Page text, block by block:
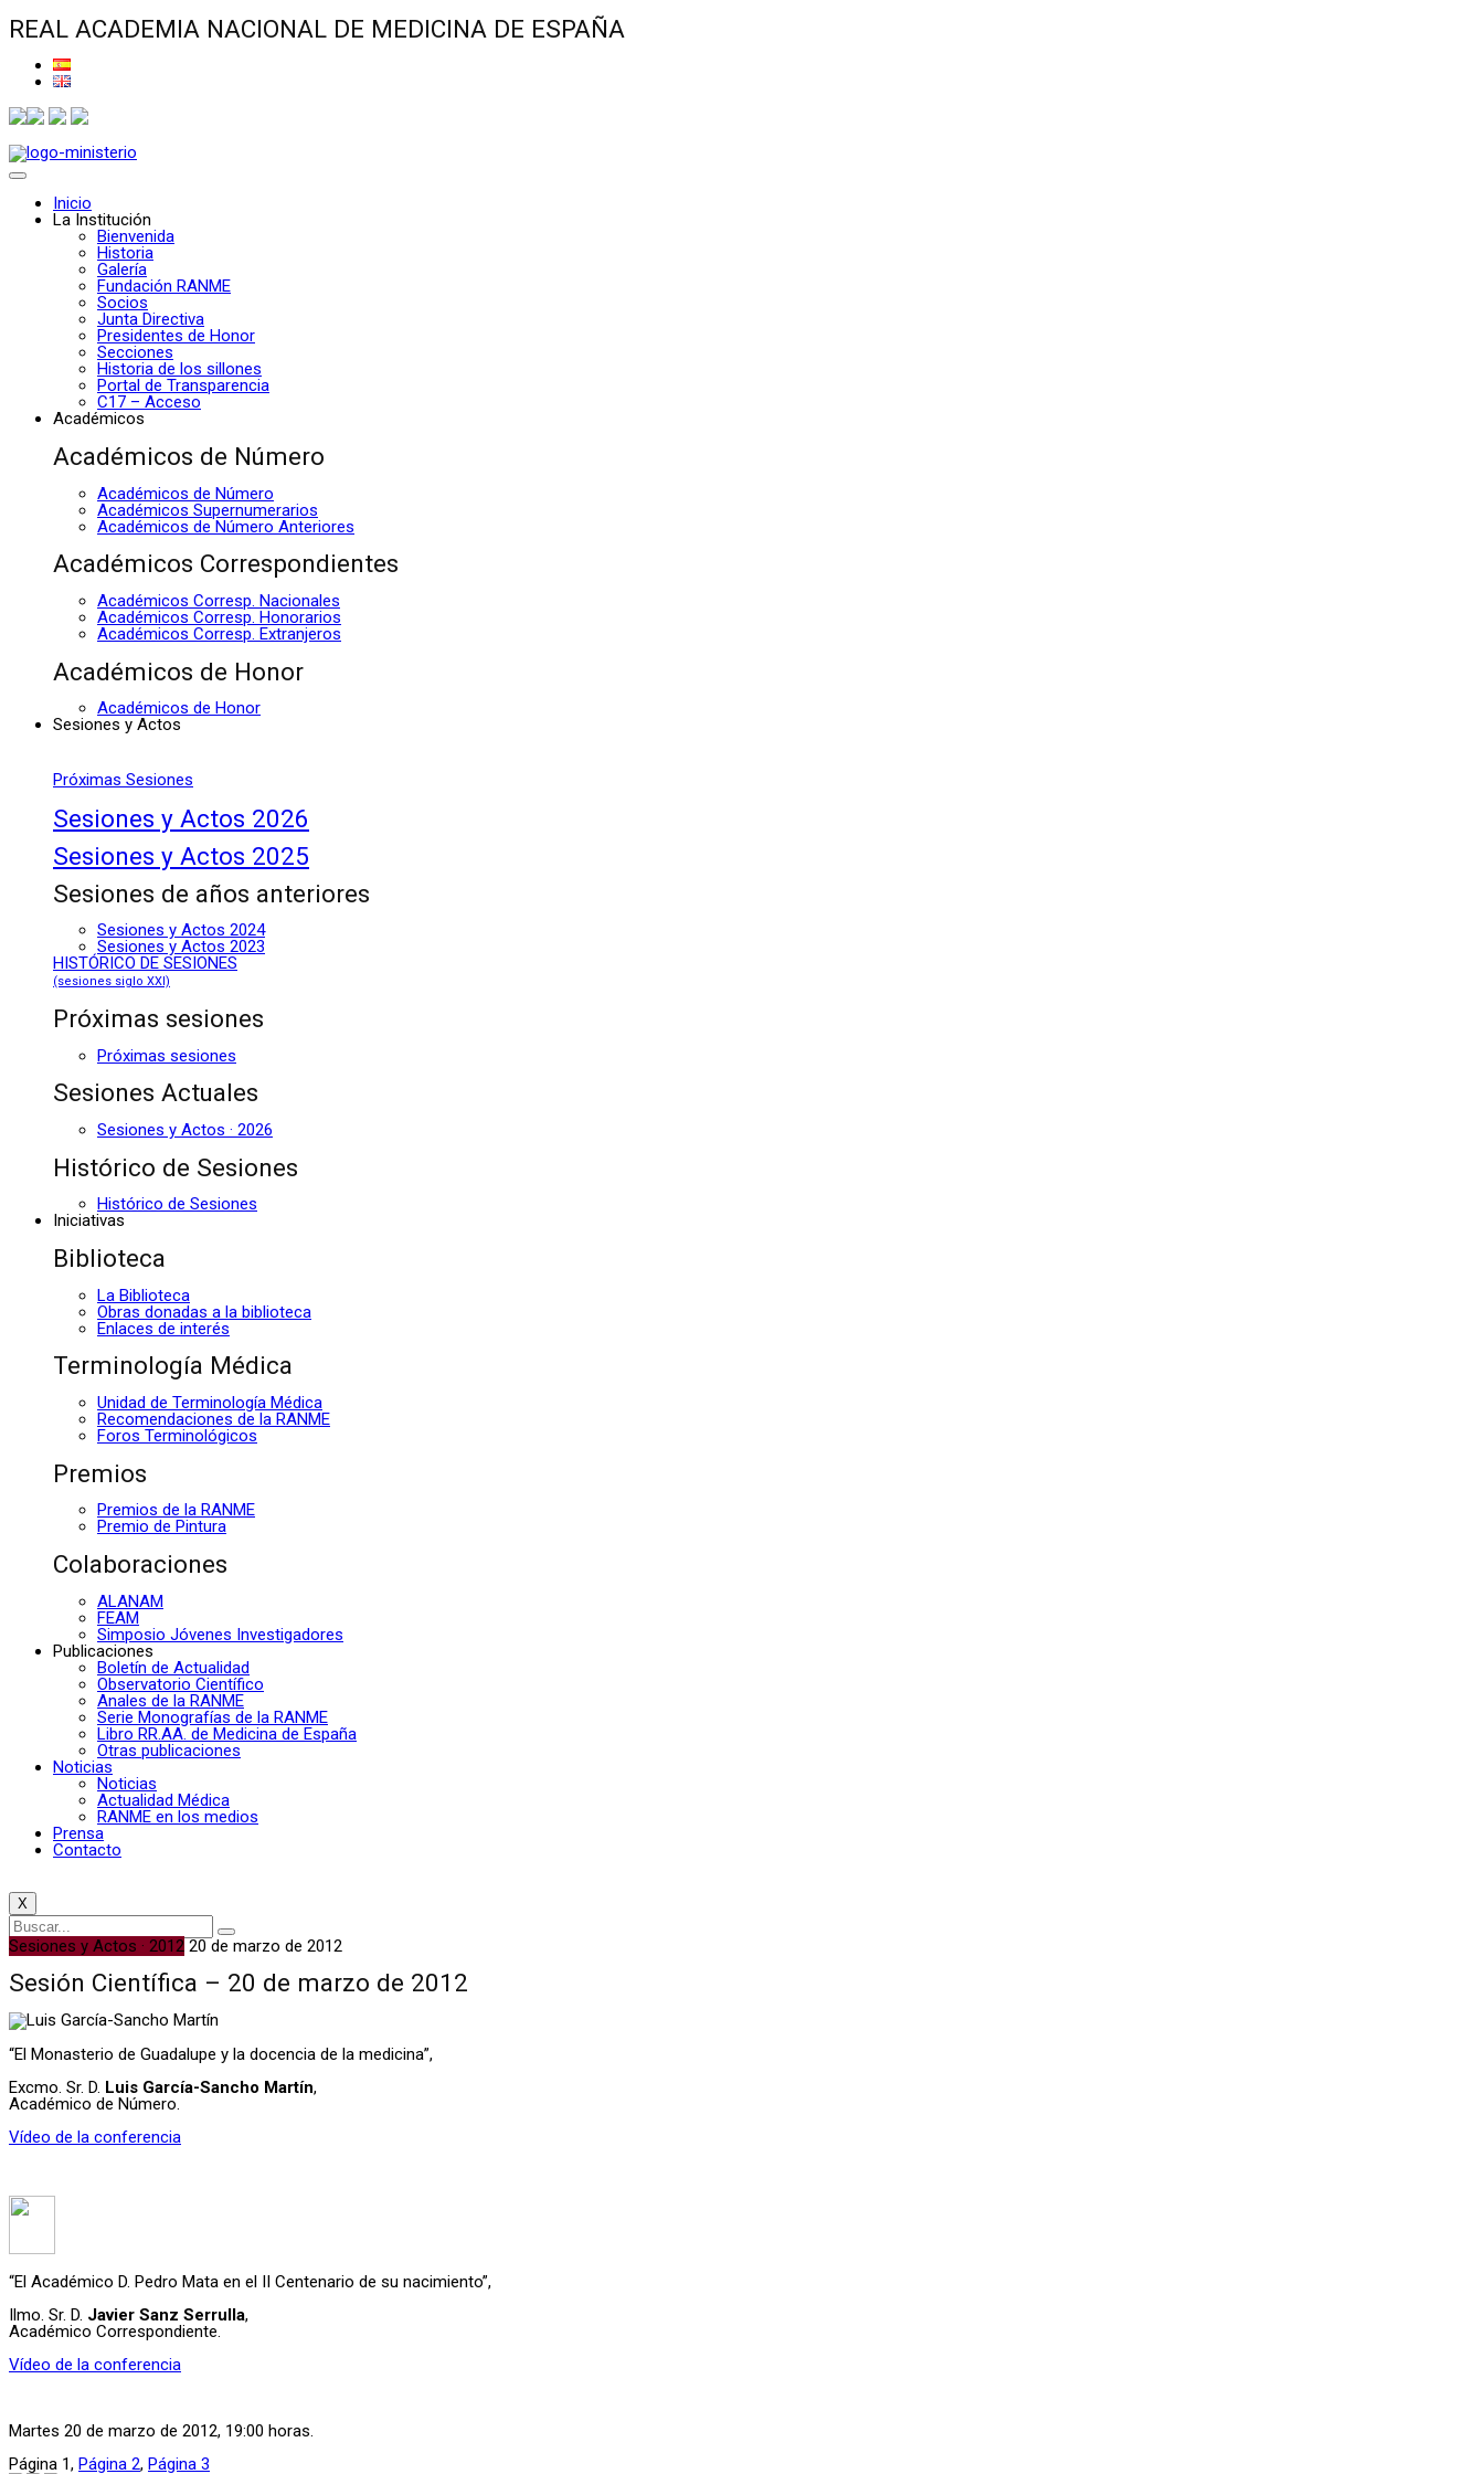
REAL ACADEMIA NACIONAL DE MEDICINA DE ESPAÑA
Inicio
La Institución
Bienvenida
Historia
Galería
Fundación RANME
Socios
Junta Directiva
Presidentes de Honor
Secciones
Historia de los sillones
Portal de Transparencia
C17 – Acceso
Académicos
Académicos de Número
Académicos de Número
Académicos Supernumerarios
Académicos de Número Anteriores
Académicos Correspondientes
Académicos Corresp. Nacionales
Académicos Corresp. Honorarios
Académicos Corresp. Extranjeros
Académicos de Honor
Académicos de Honor
Sesiones y Actos
Próximas Sesiones
Sesiones y Actos 2026
Sesiones y Actos 2025
Sesiones de años anteriores
Sesiones y Actos 2024
Sesiones y Actos 2023
HISTÓRICO DE SESIONES
(sesiones siglo XXI)
Próximas sesiones
Próximas sesiones
Sesiones Actuales
Sesiones y Actos · 2026
Histórico de Sesiones
Histórico de Sesiones
Iniciativas
Biblioteca
La Biblioteca
Obras donadas a la biblioteca
Enlaces de interés
Terminología Médica
Unidad de Terminología Médica
Recomendaciones de la RANME
Foros Terminológicos
Premios
Premios de la RANME
Premio de Pintura
Colaboraciones
ALANAM
FEAM
Simposio Jóvenes Investigadores
Publicaciones
Boletín de Actualidad
Observatorio Científico
Anales de la RANME
Serie Monografías de la RANME
Libro RR.AA. de Medicina de España
Otras publicaciones
Noticias
Noticias
Actualidad Médica
RANME en los medios
Prensa
Contacto
X
Sesiones y Actos · 2012 20 de marzo de 2012
Sesión Científica – 20 de marzo de 2012
“El Monasterio de Guadalupe y la docencia de la medicina”,
Excmo. Sr. D. Luis García-Sancho Martín,
Académico de Número.
Vídeo de la conferencia
“El Académico D. Pedro Mata en el II Centenario de su nacimiento”,
Ilmo. Sr. D. Javier Sanz Serrulla,
Académico Correspondiente.
Vídeo de la conferencia
Martes 20 de marzo de 2012, 19:00 horas.
Página 1, Página 2, Página 3